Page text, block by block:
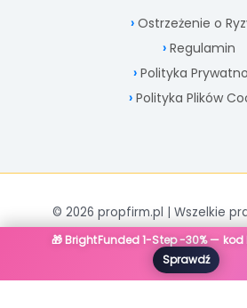
Ostrzeżenie o
Regulamin
Polityka
Polityka Plików
© 2026 propfirm.pl | Wszelkie
🎁 BrightFunded 1-Step -30% — kod
Sprawdź